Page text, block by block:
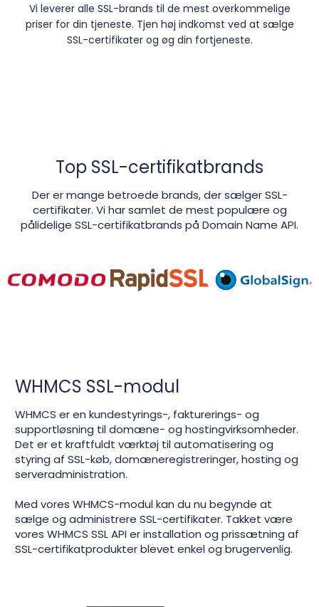
Vi leverer alle SSL-brands til de mest overkommelige
priser for din tjeneste. Tjen høj indkomst ved at sælge
SSL-certifikater og øg din fortjeneste.
Top SSL-certifikatbrands
Der er mange betroede brands, der sælger SSL-
certifikater. Vi har samlet de mest populære og
pålidelige SSL-certifikatbrands på Domain Name API.
WHMCS SSL-modul
WHMCS er en kundestyrings-, fakturerings- og
supportløsning til domæne- og hostingvirksomheder.
Det er et kraftfuldt værktøj til automatisering og
styring af SSL-køb, domæneregistreringer, hosting og
serveradministration.
Med vores WHMCS-modul kan du nu begynde at
sælge og administrere SSL-certifikater. Takket være
vores WHMCS SSL API er installation og prissætning af
SSL-certifikatprodukter blevet enkel og brugervenlig.